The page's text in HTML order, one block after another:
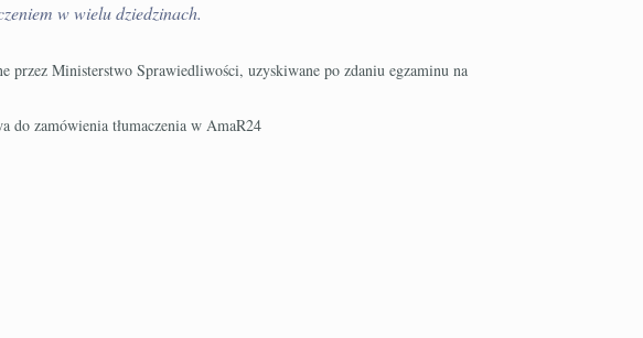
w wielu dziedzinach.
przez Ministerstwo Sprawiedliwości, uzyskiwane po zdaniu egzaminu na
do zamówienia tłumaczenia w AmaR24